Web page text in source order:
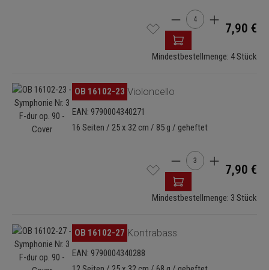
Produkt Anzahl: Gib
7,90 €
Mindestbestellmenge: 4 Stück
Bildergalerie überspringenOB 16102-23 Violoncello
EAN: 9790004340271
16 Seiten / 25 x 32 cm / 85 g / geheftet
Produkt Anzahl: Gib
7,90 €
Mindestbestellmenge: 3 Stück
Bildergalerie überspringenOB 16102-27 Kontrabass
EAN: 9790004340288